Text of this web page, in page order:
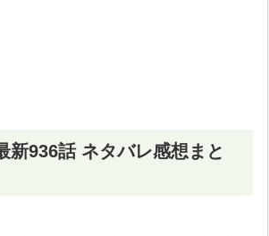
新936話 ネタバレ感想まと